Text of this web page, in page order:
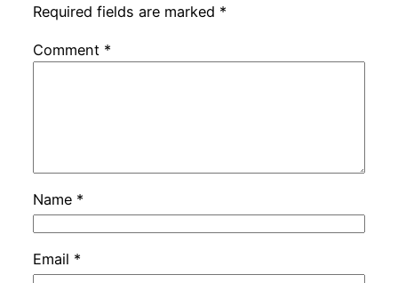
Required fields are marked *
Comment *
Name *
Email *